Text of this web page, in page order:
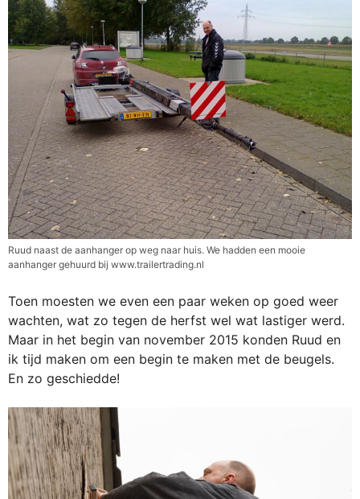
Ruud naast de aanhanger op weg naar huis. We hadden een mooie
aanhanger gehuurd bij www.trailertrading.nl
Toen moesten we even een paar weken op goed weer
wachten, wat zo tegen de herfst wel wat lastiger werd.
Maar in het begin van november 2015 konden Ruud en
ik tijd maken om een begin te maken met de beugels.
En zo geschiedde!